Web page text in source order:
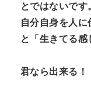
とではないです
自分自身を人に
と「生きてる感
君なら出来る！